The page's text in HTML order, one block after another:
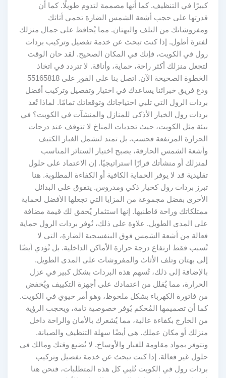
كبيرًا في التنظيف. كما أنها مصممة لتدوم طويلًا. كما أن
قدرتها على حجب أشعة الشمس الضارة تحمي أثاثك
ومفروشاتك من التلف والبهتان. مما يُحافظ على جمال منزلك
لفترة أطول. إذا كنت تبحث عن خدمة تفصيل وتركيب بردات
رول في الكويت، فإنك في المكان الصحيح. لقد حان الوقت
لتجعل منزلك أكثر راحة، حماية، وأناقة. لا تتردد في اتخاذ
الخطوة الصحيحة الآن. اتصل بنا على الفور على 55165818
ودع فريق خبرائنا يساعدك في اختيار وتفصيل وتركيب أفضل
بردات الرول التي تلبي احتياجاتك وتوقعاتك تمامًا. لماذا تُعد
بردات رول الخيار الأذكى للمنازل والمنشآت في الكويت؟ في
بيئة مثل الكويت، حيث تحديات المناخ لا تتوقف عند درجات
الحرارة المرتفعة فحسب. بل تمتد لتشمل الغبار الكثيف
وأشعة الشمس الحارقة، يصبح اختيار الستائر المناسب
لمنزلك أو منشأتك قرارًا استراتيجيًا. إن الاعتماد على حلول
تقليدية قد لا يوفر الحماية الكافية أو الكفاءة المطلوبة. هنا
تبرز بردات رول كخيار ذكي ومدروس. يتفوق على البدائل
الأخرى بفضل مجموعة من المزايا التي تجعلها الأفضل لحماية
ممتلكاتك وراحة قاطنيها. إنها استثمار يُحقق لك قيمة مضافة
على المدى الطويل. علاوة على ذلك، تُوفر بردات الرول حماية
فعالة من أشعة الشمس فوق البنفسجية الضارة، التي لا
تُسبب فقط ارتفاع درجة حرارة الأماكن الداخلية. بل تُؤدي أيضًا
إلى بهتان وتلف الأثاث والمفروشات على المدى الطويل.
بالإضافة إلى ذلك، تُسهم هذه البردات بشكل كبير في عزل
الحرارة، مما يُقلل من اعتمادك على أجهزة التكييف ويُخفض
من فاتورة الكهرباء بشكل ملحوظ، وهو أمر حيوي في الكويت.
كما أن تصميمها المُحكم يُوفر خصوصية تامة، ويحجب الرؤية
من الخارج بكفاءة عالية، مما يُشعرك بالأمان والراحة داخل
منزلك أو مكان عملك. هي أيضًا سهلة التنظيف والصيانة.
وتتوفر بمواد مقاومة للغبار والأوساخ. لا تُضيع وقتك ومالك في
حلول غير فعالة. إذا كنت تبحث عن خدمة تفصيل وتركيب
بردات رول في الكويت تُلبي كل هذه المتطلبات، فنحن هنا